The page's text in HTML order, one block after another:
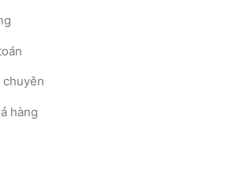
chuyên
hàng